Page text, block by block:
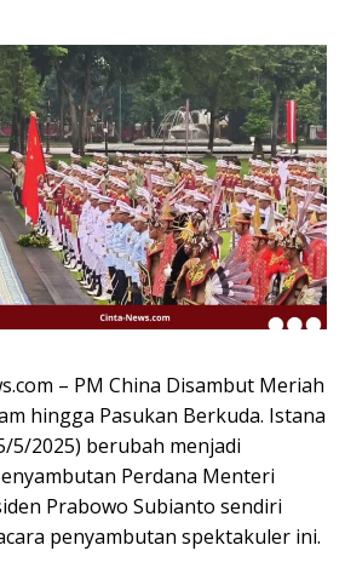
– PM China Disambut Meriah
hingga Pasukan Berkuda. Istana
5/2025) berubah menjadi
Perdana Menteri
Prabowo Subianto sendiri
penyambutan spektakuler ini.